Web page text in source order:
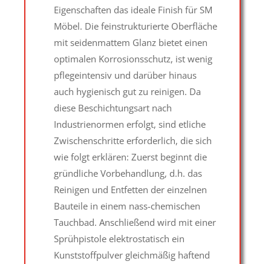
Eigenschaften das ideale Finish für SM
Möbel. Die feinstrukturierte Oberfläche
mit seidenmattem Glanz bietet einen
optimalen Korrosionsschutz, ist wenig
pflegeintensiv und darüber hinaus
auch hygienisch gut zu reinigen. Da
diese Beschichtungsart nach
Industrienormen erfolgt, sind etliche
Zwischenschritte erforderlich, die sich
wie folgt erklären: Zuerst beginnt die
gründliche Vorbehandlung, d.h. das
Reinigen und Entfetten der einzelnen
Bauteile in einem nass-chemischen
Tauchbad. Anschließend wird mit einer
Sprühpistole elektrostatisch ein
Kunststoffpulver gleichmäßig haftend